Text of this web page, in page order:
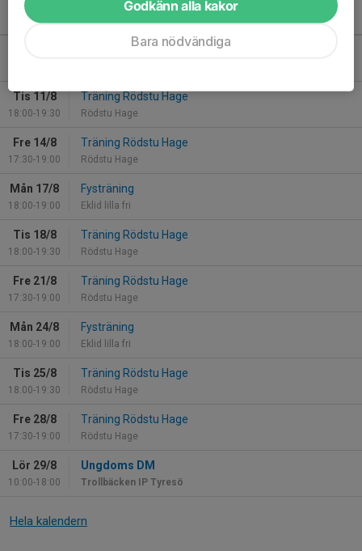
Kommande aktiviteter
Fysträning
Tis 11/8
18:00-19:30
Träning Rödstu Hage
Rödstu Hage
Fre 14/8
17:30-19:00
Träning Rödstu Hage
Rödstu Hage
Mån 17/8
18:00-19:00
Fysträning
Eklid lilla fri
Tis 18/8
18:00-19:30
Träning Rödstu Hage
Rödstu Hage
Fre 21/8
17:30-19:00
Träning Rödstu Hage
Rödstu Hage
Mån 24/8
18:00-19:00
Fysträning
Eklid lilla fri
Tis 25/8
18:00-19:30
Träning Rödstu Hage
Rödstu Hage
Fre 28/8
17:30-19:00
Träning Rödstu Hage
Rödstu Hage
Lör 29/8
10:00-18:00
Ungdoms DM
Trollbäcken IP Tyresö
Hela kalendern
Godkänn alla kakor
Bara nödvändiga